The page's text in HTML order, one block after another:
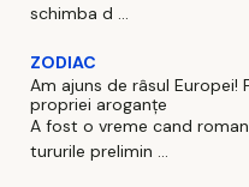
schimba d ...
ZODIAC
Am ajuns de râsul
propriei aroganțe
A fost o vreme cand
tururile prelimin ...